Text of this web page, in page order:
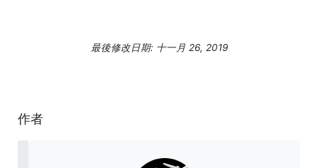
最後修改日期: 十一月 26, 2019
作者